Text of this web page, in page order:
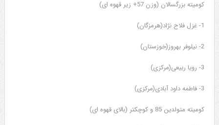
کومیته بزرگسالان (وزن 57+ زیر قهوه ای)
1- غزل فلاح نژاد(هرمزگان)
2- نیلوفر بهروز(خوزستان)
3- رویا ربیعی(مرکزی)
3- فاطمه داود آبادی(مرکزی)
کومیته متولدین 85 و کوچکتر (بالای قهوه ای)